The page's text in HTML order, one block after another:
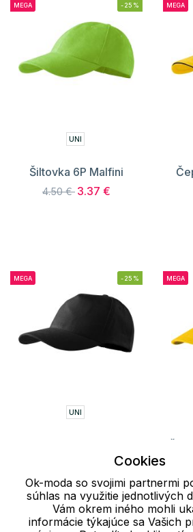
MEGA -25%
UNI
Šiltovka 6P Malfini
4.50 € 3.37 €
MEGA
MEGA -25%
UNI
4.70 € 3.52 €
MEGA
Cookies
Ok-moda so svojimi partnermi
súhlas na využitie jednotlivých
Vám okrem iného mohli
informácie týkajúce sa Vašich